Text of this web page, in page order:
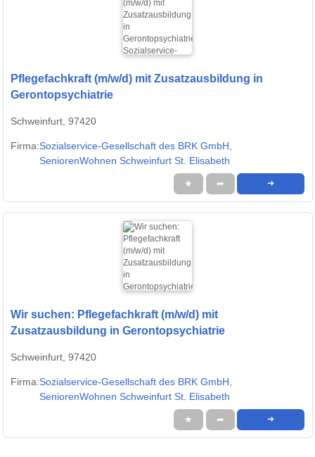
Pflegefachkraft (m/w/d) mit Zusatzausbildung in
Gerontopsychiatrie
Schweinfurt, 97420
Firma:Sozialservice-Gesellschaft des BRK GmbH,
SeniorenWohnen Schweinfurt St. Elisabeth
★ ➦ ➜
Wir suchen: Pflegefachkraft (m/w/d) mit
Zusatzausbildung in Gerontopsychiatrie
Schweinfurt, 97420
Firma:Sozialservice-Gesellschaft des BRK GmbH,
SeniorenWohnen Schweinfurt St. Elisabeth
★ ➦ ➜